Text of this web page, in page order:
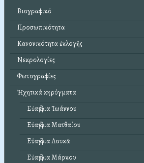
Βιογραφικό
Προσωπικότητα
Κανονικότητα ἐκλογῆς
Νεκρολογίες
Φωτογραφίες
Ἠχητικά κηρύγματα
Εὐαγγέλια Ἰωάννου
Εὐαγγέλια Ματθαίου
Εὐαγγέλια Λουκᾶ
Εὐαγγέλια Μάρκου